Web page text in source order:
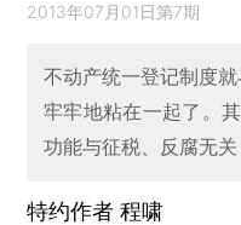
2013年07月01日第7期
不动产统一登记制度就
牢牢地粘在一起了。
功能与征税、反腐无关
特约作者 程啸